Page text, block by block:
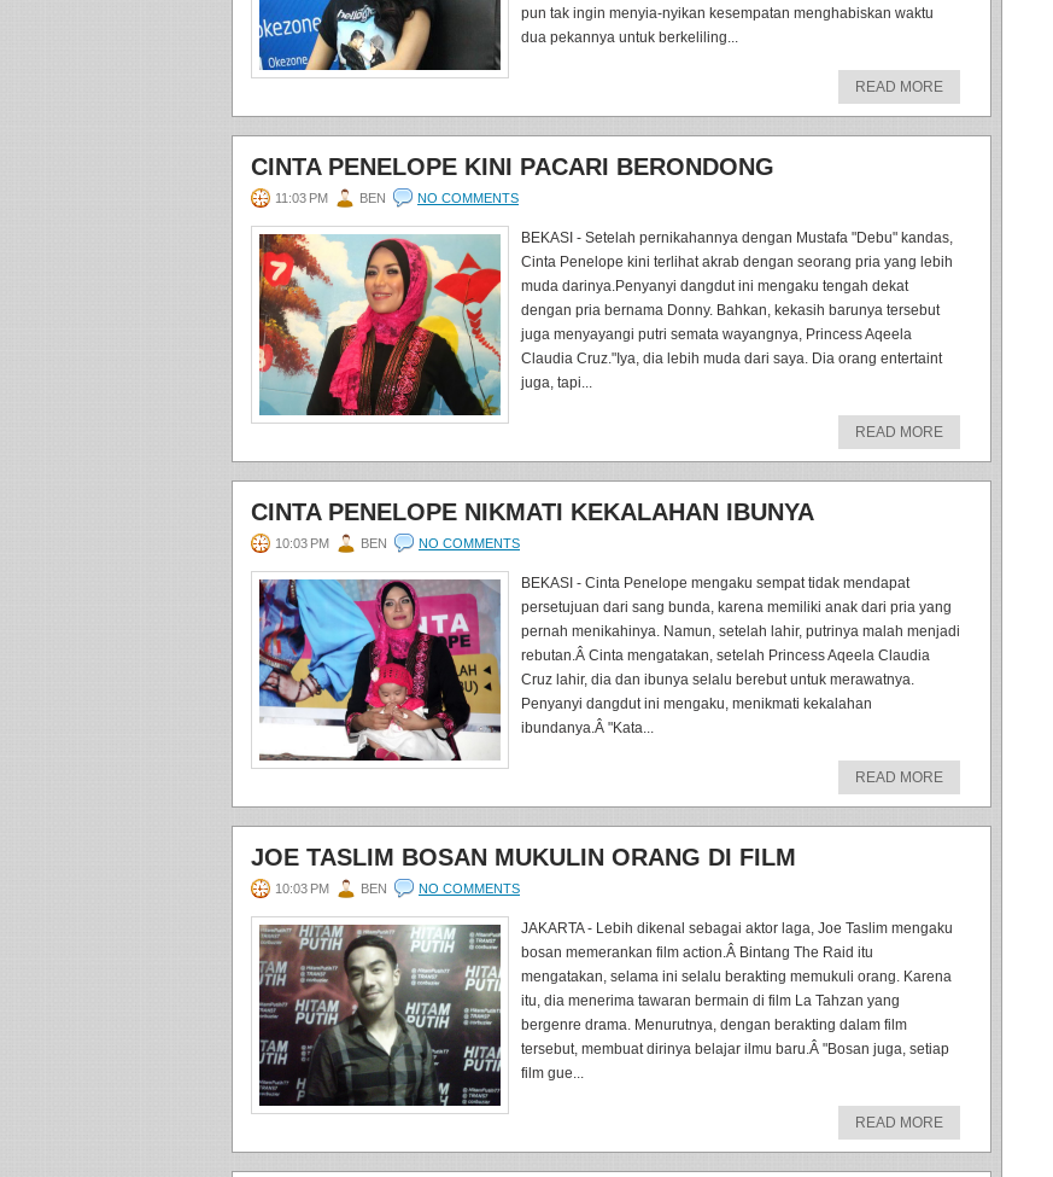
pun tak ingin menyia-nyikan kesempatan menghabiskan waktu
dua pekannya untuk berkeliling...
READ MORE
CINTA PENELOPE KINI PACARI BERONDONG
11:03 PM BEN NO COMMENTS
BEKASI - Setelah pernikahannya dengan Mustafa "Debu" kandas,
Cinta Penelope kini terlihat akrab dengan seorang pria yang lebih
muda darinya.Penyanyi dangdut ini mengaku tengah dekat
dengan pria bernama Donny. Bahkan, kekasih barunya tersebut
juga menyayangi putri semata wayangnya, Princess Aqeela
Claudia Cruz."Iya, dia lebih muda dari saya. Dia orang entertaint
juga, tapi...
READ MORE
CINTA PENELOPE NIKMATI KEKALAHAN IBUNYA
10:03 PM BEN NO COMMENTS
BEKASI - Cinta Penelope mengaku sempat tidak mendapat
persetujuan dari sang bunda, karena memiliki anak dari pria yang
pernah menikahinya. Namun, setelah lahir, putrinya malah menjadi
rebutan.Â Cinta mengatakan, setelah Princess Aqeela Claudia
Cruz lahir, dia dan ibunya selalu berebut untuk merawatnya.
Penyanyi dangdut ini mengaku, menikmati kekalahan
ibundanya.Â "Kata...
READ MORE
JOE TASLIM BOSAN MUKULIN ORANG DI FILM
10:03 PM BEN NO COMMENTS
JAKARTA - Lebih dikenal sebagai aktor laga, Joe Taslim mengaku
bosan memerankan film action.Â Bintang The Raid itu
mengatakan, selama ini selalu berakting memukuli orang. Karena
itu, dia menerima tawaran bermain di film La Tahzan yang
bergenre drama. Menurutnya, dengan berakting dalam film
tersebut, membuat dirinya belajar ilmu baru.Â "Bosan juga, setiap
film gue...
READ MORE